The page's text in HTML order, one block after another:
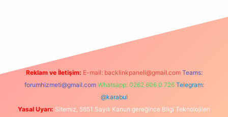
Reklam ve İletişim: E-mail: backlinkpaneli@gmail.com Teams:
forumhizmeti@gmail.com Whatsapp: 0262 606 0 726 Telegram:
@karabul
Yasal Uyarı: Sitemiz, 5651 Sayılı Kanun gereğince Bilgi Teknolojileri